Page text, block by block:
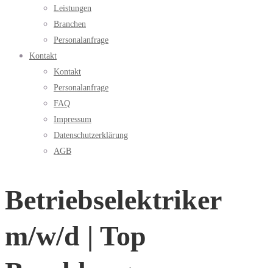
Leistungen
Branchen
Personalanfrage
Kontakt
Kontakt
Personalanfrage
FAQ
Impressum
Datenschutzerklärung
AGB
Betriebselektriker
m/w/d | Top